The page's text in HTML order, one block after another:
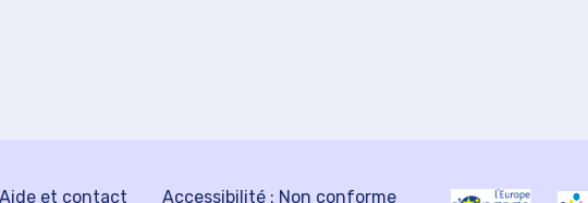
Aide et contact Accessibilité : Non conforme